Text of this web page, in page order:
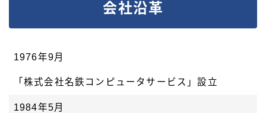
会社沿革
1976年9月
「株式会社名鉄コンピュータサービス」設立
1984年5月